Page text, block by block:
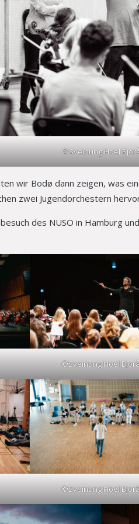
©Sveinung Hoel
wir Bodø dann zeigen, was
zwei Jugendorchestern
des NUSO in Hamburg
©Sveinung Hoel
©Sveinung Hoel